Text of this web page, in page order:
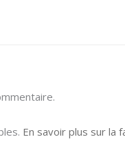
En savoir plus sur la